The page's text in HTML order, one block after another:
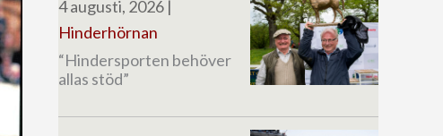
4 augusti, 2026 |
Hinderhörnan
“Hindersporten behöver
allas stöd”